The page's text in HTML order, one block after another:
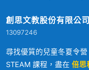
創思文教股份有限公
13097246
尋找優質的兒童冬夏令
STEAM 課程，盡在 倍思